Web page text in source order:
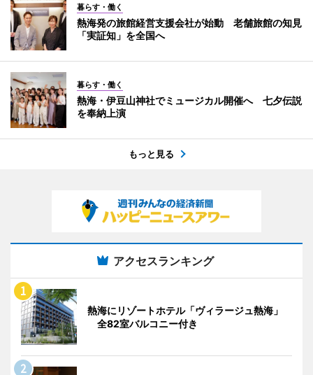
暮らす・働く
熱海発の旅館経営支援会社が始動 老舗旅館の知見
「実証知」を全国へ
暮らす・働く
熱海・伊豆山神社でミュージカル開催へ 七夕伝説
を奉納上演
もっと見る
アクセスランキング
熱海にリゾートホテル「ヴィラージュ熱海」
全82室バルコニー付き